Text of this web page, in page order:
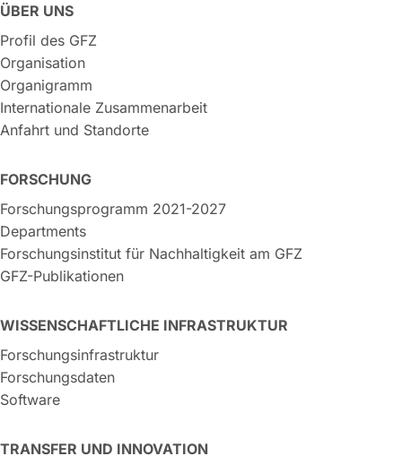
ÜBER UNS
Profil des GFZ
Organisation
Organigramm
Internationale Zusammenarbeit
Anfahrt und Standorte
FORSCHUNG
Forschungsprogramm 2021-2027
Departments
Forschungsinstitut für Nachhaltigkeit am GFZ
GFZ-Publikationen
WISSENSCHAFTLICHE INFRASTRUKTUR
Forschungsinfrastruktur
Forschungsdaten
Software
TRANSFER UND INNOVATION